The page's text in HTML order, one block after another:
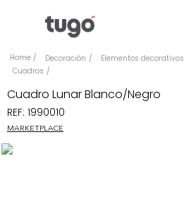
Decoración Elementos decorativos
Cuadros
Cuadro Lunar Blanco/Negro
REF: 1990010
MARKETPLACE
Comedor
Escritorio
Silla